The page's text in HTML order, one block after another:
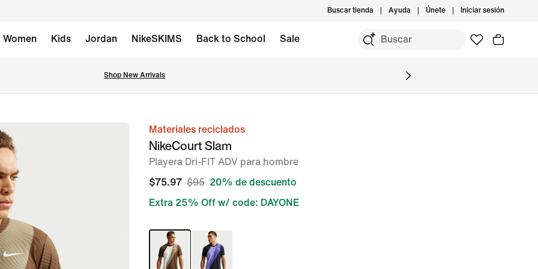
Buscar tienda Ayuda Únete Iniciar sesión
Women Kids Jordan NikeSKIMS Back to School Sale
Shop New Arrivals
imagen 1 de 6
Materiales reciclados
NikeCourt Slam
Playera Dri-FIT ADV para hombre
$75.97 $95 20% de descuento
Extra 25% Off w/ code: DAYONE